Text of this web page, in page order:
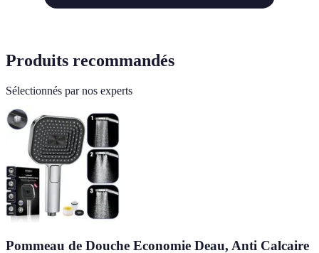
Produits recommandés
Sélectionnés par nos experts
Pommeau de Douche Economie Deau, Anti Calcaire